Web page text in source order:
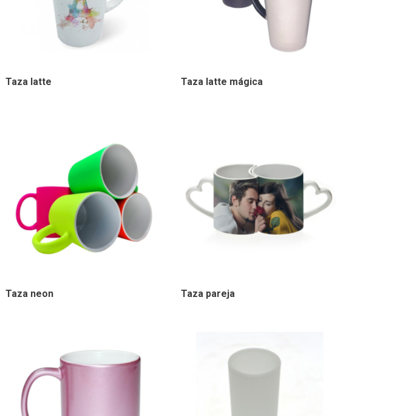
Taza latte Taza latte mágica
Taza neon Taza pareja